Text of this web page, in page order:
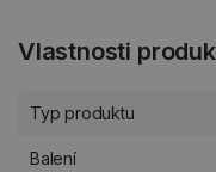
Vlastnosti
Typ produktu
Balení